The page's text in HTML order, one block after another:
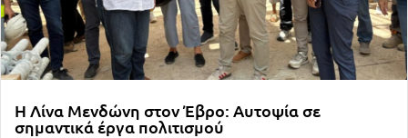
Η Λίνα Μενδώνη στον Έβρο: Αυτοψία σε
σημαντικά έργα πολιτισμού